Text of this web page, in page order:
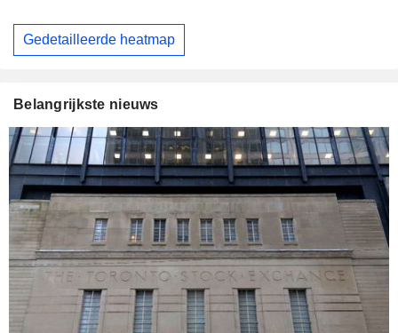
Gedetailleerde heatmap
Belangrijkste nieuws